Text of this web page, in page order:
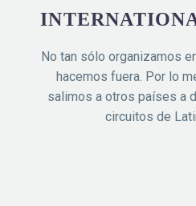
No tan sólo organizamos
hacemos fuera. Por lo
salimos a otros países a
circuitos de